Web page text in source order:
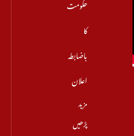
حکومت
کا
باضابطہ
اعلان
مزید
پڑھیں